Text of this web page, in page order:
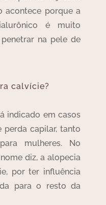
acontece porque a
é muito
na pele de
calvície?
indicado em casos
perda capilar, tanto
mulheres. No
diz, a alopecia
por ter influência
para o resto da